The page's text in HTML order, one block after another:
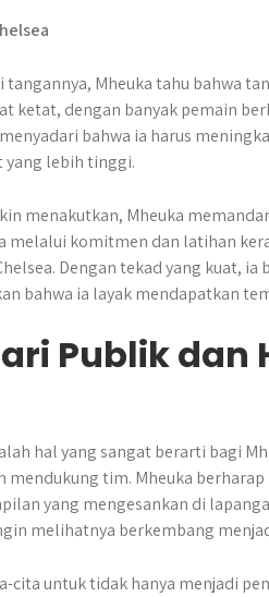
Mheuka tahu bahwa
ketat, dengan banyak pemain
bahwa ia harus
lebih tinggi.
menakutkan, Mheuka
melalui komitmen dan latihan
Dengan tekad yang kuat,
bahwa ia layak mendapatkan
Publik dan
hal yang sangat berarti bagi
tim. Mheuka
yang mengesankan di
melihatnya berkembang
cita untuk tidak hanya menjadi